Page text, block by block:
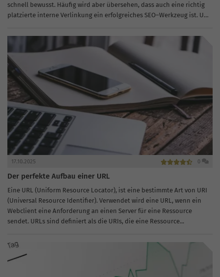
schnell bewusst. Häufig wird aber übersehen, dass auch eine richtig
platzierte interne Verlinkung ein erfolgreiches SEO–Werkzeug ist. Um
17.10.2025 0
Der perfekte Aufbau einer URL
Eine URL (Uniform Resource Locator), ist eine bestimmte Art von URI
(Universal Resource Identifier). Verwendet wird eine URL, wenn ein
Webclient eine Anforderung an einen Server für eine Ressource
sendet. URLs sind definiert als die URIs, die eine Ressource...